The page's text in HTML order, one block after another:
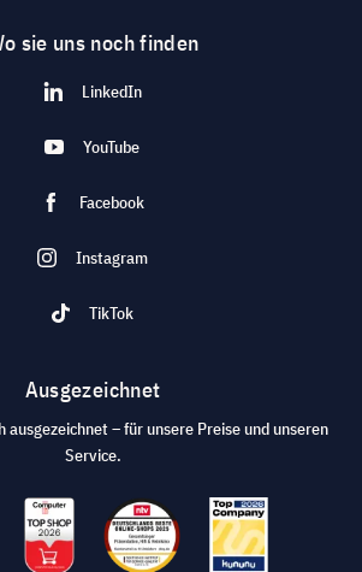
sie uns noch finden
LinkedIn
YouTube
Facebook
Instagram
TikTok
Ausgezeichnet
ausgezeichnet – für unsere Preise und unseren
Service.